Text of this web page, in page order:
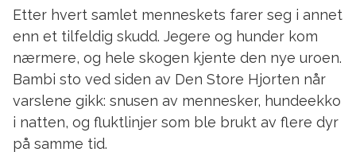
Etter hvert samlet menneskets farer seg i annet
enn et tilfeldig skudd. Jegere og hunder kom
nærmere, og hele skogen kjente den nye uroen.
Bambi sto ved siden av Den Store Hjorten når
varslene gikk: snusen av mennesker, hundeekko
i natten, og fluktlinjer som ble brukt av flere dyr
på samme tid.